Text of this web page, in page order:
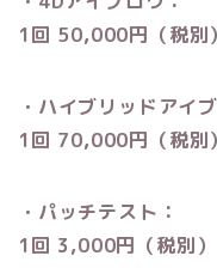
1回 50,000円 （税別）
・ハイブリッドアイ
1回 70,000円 （税別）
・パッチテスト：
1回 3,000円 （税別）